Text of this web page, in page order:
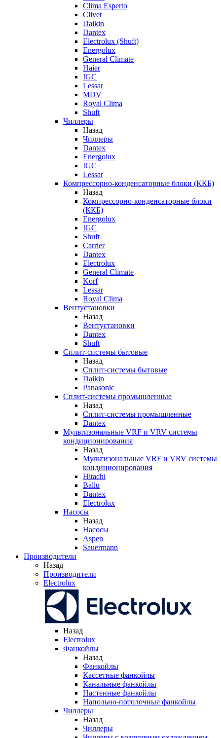
Clima Esperto
Clivet
Daikin
Dantex
Electrolux (Shuft)
Energolux
General Climate
Haier
IGC
Lessar
MDV
Royal Clima
Shuft
Чиллеры
Назад
Чиллеры
Dantex
Energolux
IGC
Lessar
Компрессорно-конденсаторные блоки (ККБ)
Назад
Компрессорно-конденсаторные блоки
(ККБ)
Energolux
IGC
Shuft
Carrier
Dantex
Electrolux
General Climate
Korf
Lessar
Royal Clima
Вентустановки
Назад
Вентустановки
Dantex
Shuft
Сплит-системы бытовые
Назад
Сплит-системы бытовые
Daikin
Panasonic
Сплит-системы промышленные
Назад
Сплит-системы промышленные
Dantex
Мультизональные VRF и VRV системы
кондиционирования
Назад
Мультизональные VRF и VRV системы
кондиционирования
Hitachi
Ballu
Dantex
Electrolux
Насосы
Назад
Насосы
Aspen
Sauermann
Производители
Назад
Производители
Electrolux
Назад
Electrolux
Фанкойлы
Назад
Фанкойлы
Кассетные фанкойлы
Канальные фанкойлы
Настенные фанкойлы
Напольно-потолочные фанкойлы
Чиллеры
Назад
Чиллеры